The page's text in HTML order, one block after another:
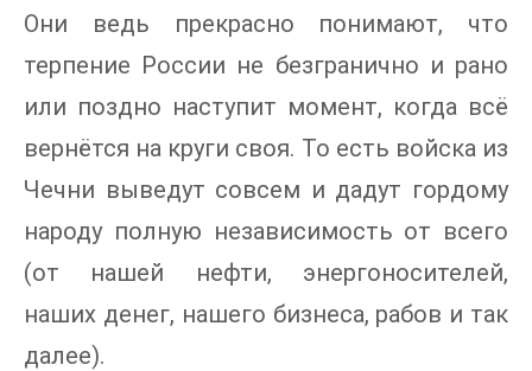
Они ведь прекрасно понимают, что
терпение России не безгранично и рано
или поздно наступит момент, когда всё
вернётся на круги своя. То есть войска из
Чечни выведут совсем и дадут гордому
народу полную независимость от всего
(от нашей нефти, энергоносителей,
наших денег, нашего бизнеса, рабов и так
далее).